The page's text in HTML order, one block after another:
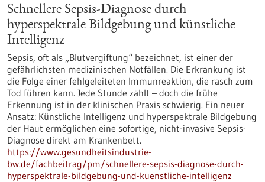
Schnellere Sepsis-Diagnose durch
hyperspektrale Bildgebung und künstliche
Intelligenz
Sepsis, oft als „Blutvergiftung“ bezeichnet, ist einer der
gefährlichsten medizinischen Notfällen. Die Erkrankung ist
die Folge einer fehlgeleiteten Immunreaktion, die rasch zum
Tod führen kann. Jede Stunde zählt – doch die frühe
Erkennung ist in der klinischen Praxis schwierig. Ein neuer
Ansatz: Künstliche Intelligenz und hyperspektrale Bildgebung
der Haut ermöglichen eine sofortige, nicht-invasive Sepsis-
Diagnose direkt am Krankenbett.
https://www.gesundheitsindustrie-
bw.de/fachbeitrag/pm/schnellere-sepsis-diagnose-durch-
hyperspektrale-bildgebung-und-kuenstliche-intelligenz